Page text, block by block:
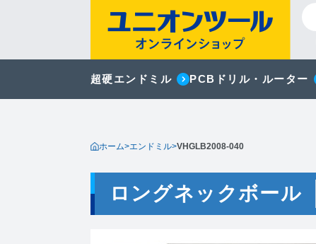
超硬エンドミル PCBドリル・ルーター
ホーム>エンドミル>VHGLB2008-040
ロングネックボール